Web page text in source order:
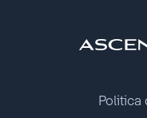
Politica